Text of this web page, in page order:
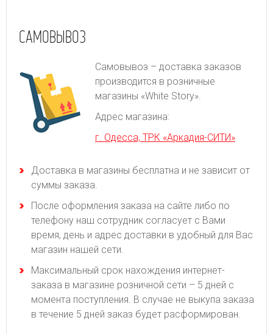
САМОВЫВОЗ
Самовывоз – доставка заказов
производится в розничные
магазины «White Story».
Адрес магазина:
г. Одесса, ТРК «Аркадия-СИТИ»
Доставка в магазины бесплатна и не зависит от
суммы заказа.
После оформления заказа на сайте либо по
телефону наш сотрудник согласует с Вами
время, день и адрес доставки в удобный для Вас
магазин нашей сети.
Максимальный срок нахождения интернет-
заказа в магазине розничной сети – 5 дней с
момента поступления. В случае не выкупа заказа
в течение 5 дней заказ будет расформирован.